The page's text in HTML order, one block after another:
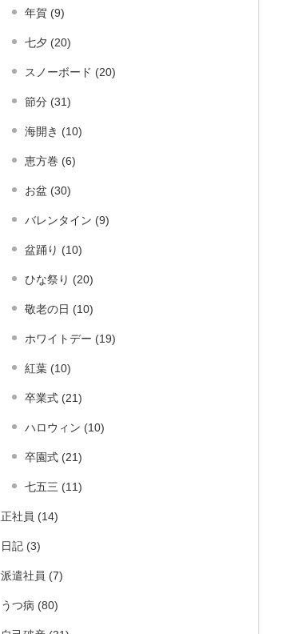
年賀 (9)
七夕 (20)
スノーボード (20)
節分 (31)
海開き (10)
恵方巻 (6)
お盆 (30)
バレンタイン (9)
盆踊り (10)
ひな祭り (20)
敬老の日 (10)
ホワイトデー (19)
紅葉 (10)
卒業式 (21)
ハロウィン (10)
卒園式 (21)
七五三 (11)
正社員 (14)
日記 (3)
派遣社員 (7)
うつ病 (80)